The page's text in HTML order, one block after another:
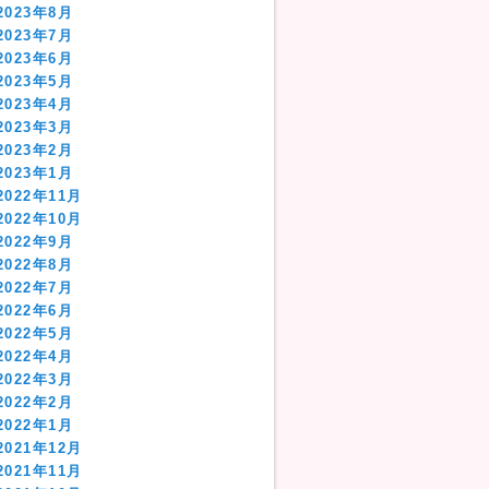
年8月
年7月
年6月
年5月
年4月
年3月
年2月
年1月
年11月
年10月
年9月
年8月
年7月
年6月
年5月
年4月
年3月
年2月
年1月
年12月
年11月